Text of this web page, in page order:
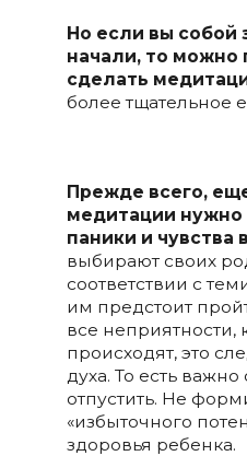
Но если вы собой
начали, то можно
сделать
более тщательное
Прежде всего,
медитации нужно
паники и чувства
выбирают своих
соответствии с
им предстоит
все неприятности,
происходят, это
духа. То есть
отпустить. Не
«избыточного
здоровья ребенка.